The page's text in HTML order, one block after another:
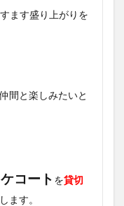
ます盛り上がりを
間と楽しみたいと
コート を貸切
ます。